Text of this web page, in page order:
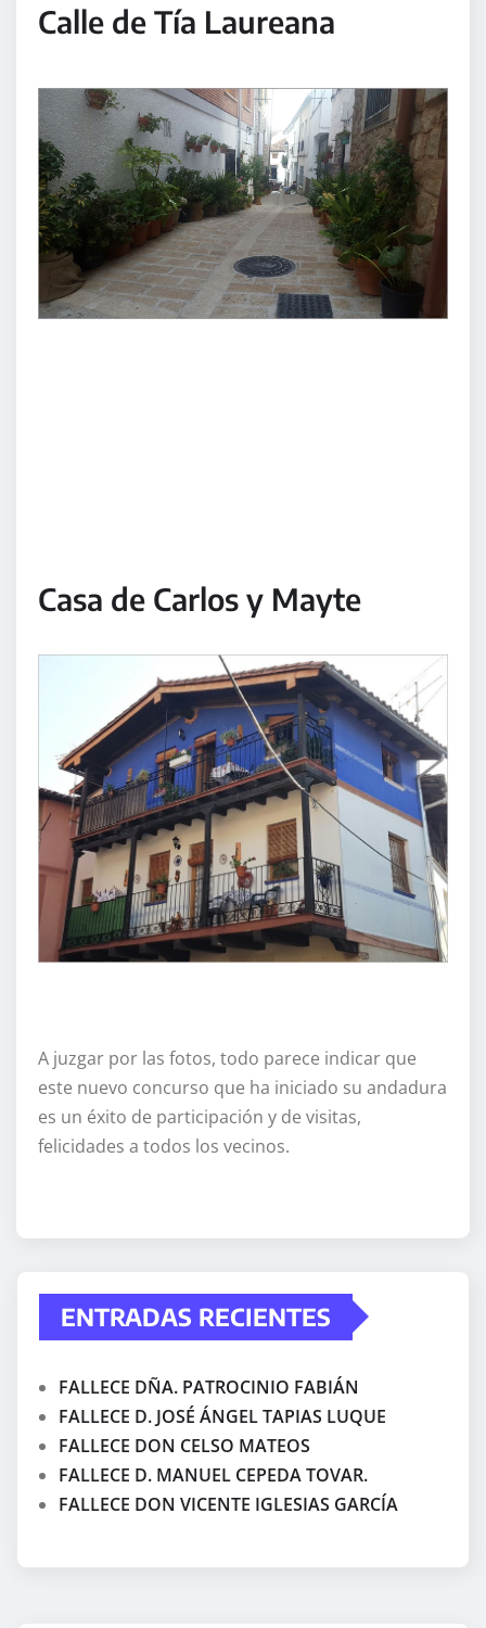
Calle de Tía Laureana
Casa de Carlos y Mayte
A juzgar por las fotos, todo parece indicar que
este nuevo concurso que ha iniciado su andadura
es un éxito de participación y de visitas,
felicidades a todos los vecinos.
ENTRADAS RECIENTES
FALLECE DÑA. PATROCINIO FABIÁN
FALLECE D. JOSÉ ÁNGEL TAPIAS LUQUE
FALLECE DON CELSO MATEOS
FALLECE D. MANUEL CEPEDA TOVAR.
FALLECE DON VICENTE IGLESIAS GARCÍA